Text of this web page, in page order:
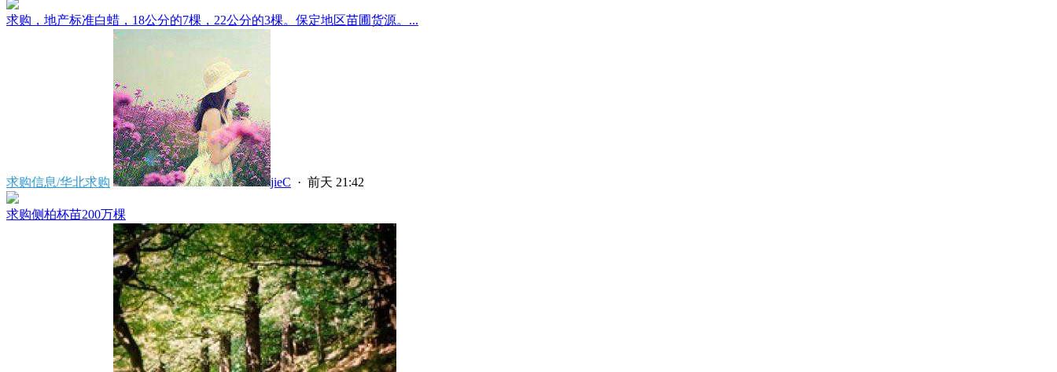
求购，地产标准白蜡，18公分的7棵，22公分的3棵。保定地区苗圃货源。...
求购信息/华北求购 jieC · 前天 21:42
求购侧柏杯苗200万棵